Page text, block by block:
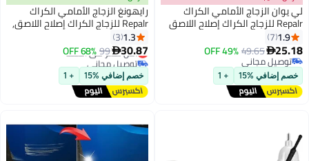
لي يوان الزجاج الأمامي الكراك
Repalr للزجاج الكراك إصلاح اللاصق
1.9
7
25.18
49.65
49% OFF
توصيل مجاني
توصيل مجاني
خصم إضافي %15 + 1
رايهونغ الزجاج الأمامي الكراك
Repalr للزجاج الكراك إصلاح اللاصق,
2025 ترقية مجموعة إصلاح الزجاج
الأمامي, الشقوق متعددة الوظائف
ذهب سائل إصلاح الزجاج لتثبيت
رقائق, نافذة الكراك إصلاح مجموعة
1.3
3
30.87
99
68% OFF
أقل سعر في السنة
توصيل مجاني
أقل سعر في السنة
خصم إضافي %15 + 1